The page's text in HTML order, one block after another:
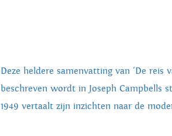
Deze heldere samenvatting van 'De reis
beschreven wordt in Joseph Campbells
1949 vertaalt zijn inzichten naar de